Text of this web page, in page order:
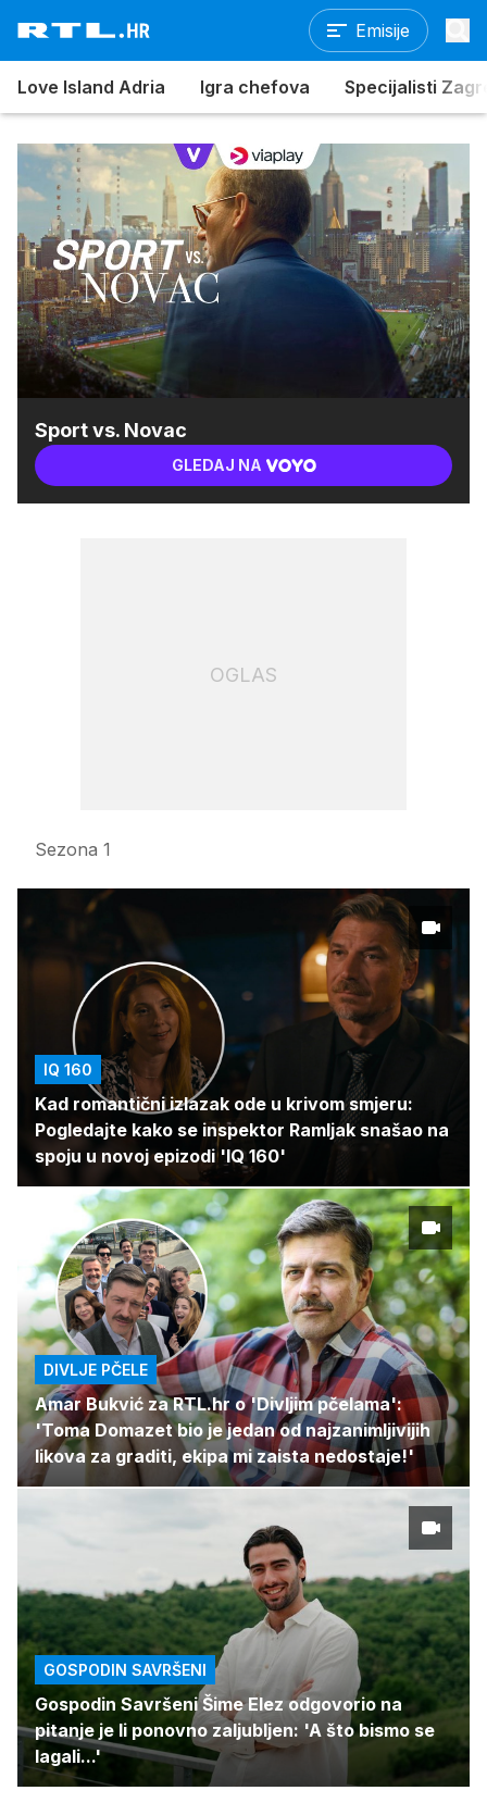
Emisije
Love Island Adria Igra chefova Specijalisti
Sport vs. Novac
GLEDAJ NA
OGLAS
Sezona 1
IQ 160
Kad romantični izlazak ode u krivom smjeru:
Pogledajte kako se inspektor Ramljak snašao na
spoju u novoj epizodi 'IQ 160'
DIVLJE PČELE
Amar Bukvić za RTL.hr o 'Divljim pčelama':
'Toma Domazet bio je jedan od najzanimljivijih
likova za graditi, ekipa mi zaista nedostaje!'
GOSPODIN SAVRŠENI
Gospodin Savršeni Šime Elez odgovorio na
pitanje je li ponovno zaljubljen: 'A što bismo se
lagali...'